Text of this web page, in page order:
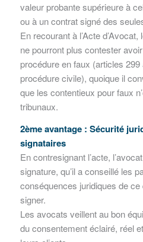
valeur probante supérieure à
ou à un contrat signé des
En recourant à l’Acte
ne pourront plus contester
procédure en faux (articles
procédure civile), quoique il
que les contentieux pour faux
tribunaux.
2ème avantage : Sécurité
signataires
En contresignant l’acte,
signature, qu’il a conseillé les
conséquences juridiques de ce
signer.
Les avocats veillent au bon
du consentement éclairé, réel